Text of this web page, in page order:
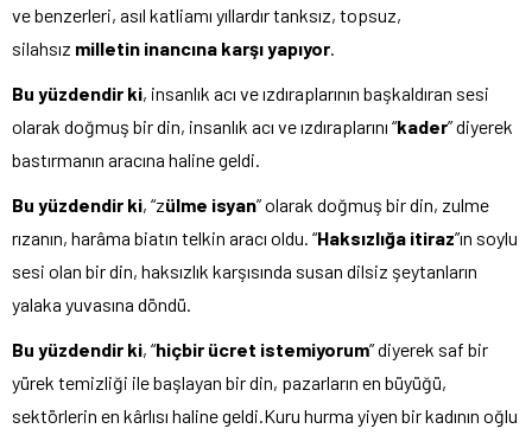
ve benzerleri, asıl katliamı yıllardır tanksız, topsuz,
silahsız milletin inancına karşı yapıyor
Bu yüzdendir ki, insanlık acı ve ızdıraplarının başkaldıran sesi
olarak doğmuş bir din, insanlık acı ve ızdıraplarını “kader” diyerek
bastırmanın aracına haline geldi.
Bu yüzdendir ki, “zülme isyan” olarak doğmuş bir din, zulme
rızanın, harâma biatın telkin aracı oldu. “Haksızlığa itiraz”ın soylu
sesi olan bir din, haksızlık karşısında susan dilsiz şeytanların
yalaka yuvasına döndü.
Bu yüzdendir ki, “hiçbir ücret istemiyorum” diyerek saf bir
yürek temizliği ile başlayan bir din, pazarların en büyüğü,
sektörlerin en kârlısı haline geldi.Kuru hurma yiyen bir kadının oğlu